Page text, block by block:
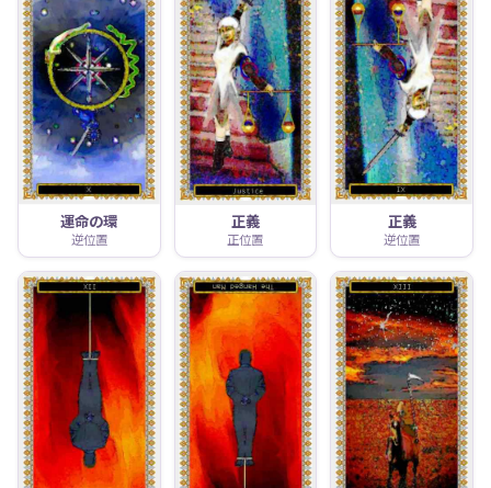
運命の環
逆位置
正義
正位置
正義
逆位置